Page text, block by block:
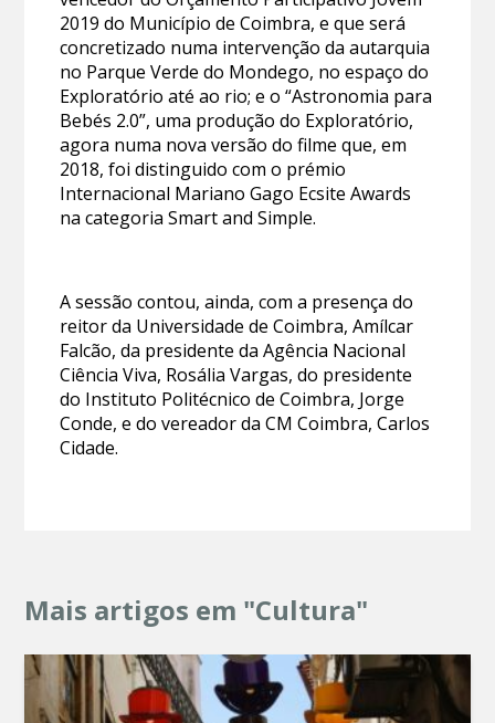
2019 do Município de Coimbra, e que será
concretizado numa intervenção da autarquia
no Parque Verde do Mondego, no espaço do
Exploratório até ao rio; e o “Astronomia para
Bebés 2.0”, uma produção do Exploratório,
agora numa nova versão do filme que, em
2018, foi distinguido com o prémio
Internacional Mariano Gago Ecsite Awards
na categoria Smart and Simple.
A sessão contou, ainda, com a presença do
reitor da Universidade de Coimbra, Amílcar
Falcão, da presidente da Agência Nacional
Ciência Viva, Rosália Vargas, do presidente
do Instituto Politécnico de Coimbra, Jorge
Conde, e do vereador da CM Coimbra, Carlos
Cidade.
Mais artigos em "Cultura"